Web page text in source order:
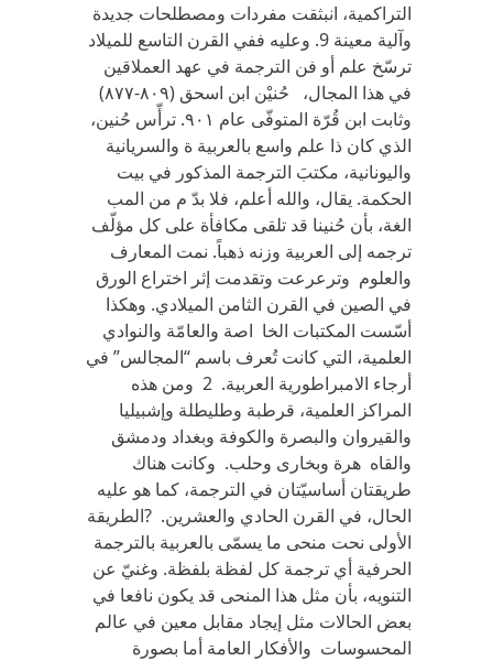
التراكمية،‏ ‬انبثقت مفردات ومصطلحات جديدة
وآلية معينة 9‏. ‬وعليه ففي‏ ‬القرن التاسع للميلاد
ترسّخ علم أو فن الترجمة في‏ ‬عهد العملاقين
في‏ ‬هذا المجال،‏ ‬ حُنيْن ابن اسحق‏ (٨٠٩-٨٧٧)
‬وثابت ابن قُرّة المتوفّى عام ‏٩٠١. ‬ترأّس حُنين،‏
‬الذي‏ ‬كان ذا علم واسع بالعربية ة والسريانية
واليونانية،‏ ‬مكتبَ الترجمة المذكور في‏ ‬بيت
الحكمة‏. ‬يقال،‏ ‬والله أعلم، فلا بدّ‏ ‬م من المب
الغة،‏ ‬بأن حُنينا قد تلقى مكافأة على كل مؤلّف
ترجمه إلى العربية وزنه ذهباً‏. ‬نمت المعارف
والعلوم وترعرعت وتقدمت إثر اختراع الورق
في‏ ‬الصين في‏ ‬القرن الثامن الميلادي‏. ‬وهكذا
أسّست المكتبات الخا اصة والعامّة والنوادي‏
‬العلمية،‏ ‬التي‏ ‬كانت تُعرف باسم‏ “‬المجالس‏” ‬في‏
‬أرجاء الامبراطورية العربية‏. 2 ‬ومن هذه
المراكز العلمية،‏ ‬قرطبة وطليطلة وإشبيليا
والقيروان والبصرة والكوفة وبغداد ودمشق
والقاه هرة وبخارى وحلب‏.‬ وكانت هناك
طريقتان أساسيّتان في‏ ‬الترجمة،‏ ‬كما هو عليه
الحال،‏ ‬في‏ ‬القرن الحادي‏ ‬والعشرين‏. ‬ ?الطريقة
الأولى نحت منحى ما‏ ‬يسمّى بالعربية بالترجمة
الحرفية أي‏ ‬ترجمة كل لفظة بلفظة‏. ‬وغنيّ‏ ‬عن
التنويه،‏ ‬بأن مثل هذا المنحى قد‏ ‬يكون نافعا في‏
‬بعض الحالات مثل إيجاد مقابل معين في‏ ‬عالم
المحسوسات والأفكار العامة أما بصورة